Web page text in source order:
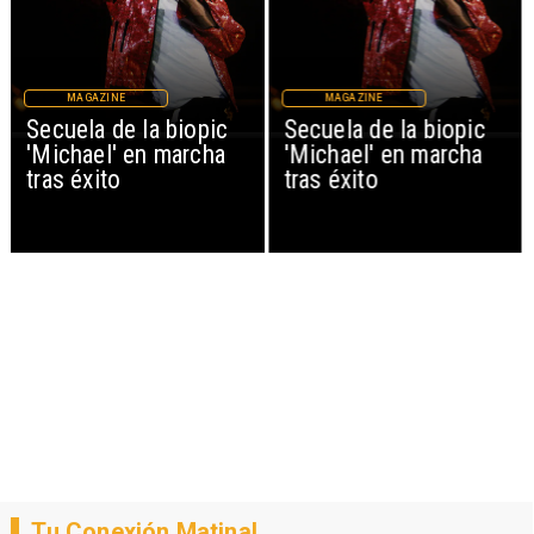
Secuela de la biopic
'Michael' en marcha
tras éxito
MAGAZINE
Secuela de la biopic
'Michael' en marcha
tras éxito
MAGAZINE